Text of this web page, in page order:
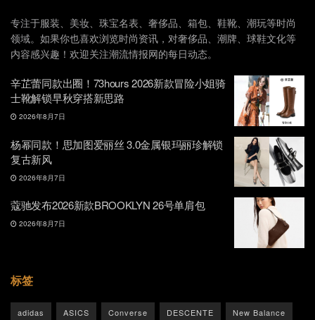
专注于服装、美妆、珠宝名表、奢侈品、箱包、鞋靴、潮玩等时尚
领域。如果你也喜欢浏览时尚资讯，对奢侈品、潮牌、球鞋文化等
内容感兴趣！欢迎关注潮流情报网的每日动态。
辛芷蕾同款出圈！73hours 2026新款冒险小姐骑
士靴解锁早秋穿搭新思路
2026年8月7日
杨幂同款！思加图爱丽丝 3.0金属银玛丽珍解锁
复古新风
2026年8月7日
蔻驰发布2026新款BROOKLYN 26号单肩包
2026年8月7日
标签
adidas ASICS Converse DESCENTE New Balance